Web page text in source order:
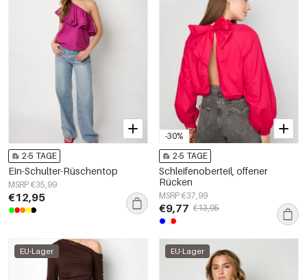
2-5 TAGE
Ein-Schulter-Rüschentop
MSRP €35,99
€12,95
-30%
2-5 TAGE
Schleifenoberteil, offener
Rücken
MSRP €37,99
€9,77 €13,95
EU-Lager EU-Lager